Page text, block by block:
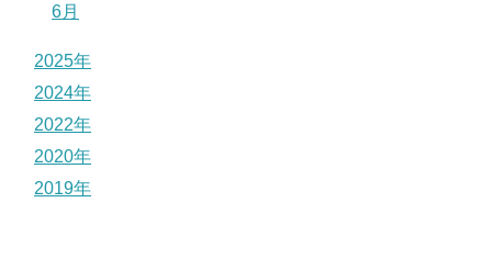
6月
2025年
2024年
2022年
2020年
2019年